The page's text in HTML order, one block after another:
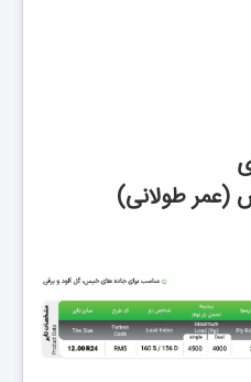
(عمر طولانی)